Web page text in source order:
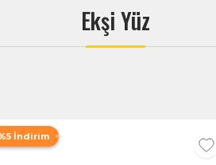
Ekşi Yüz
İndirim